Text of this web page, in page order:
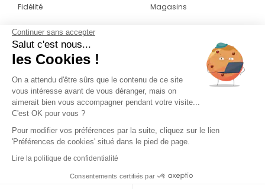
Fidélité
Magasins
CONTACT
04 42 20 78 42
Du lundi au jeudi de 8h30 à 16h30 & le
vendredi de 8h30 à 15h30
Continuer sans accepter
Salut c'est nous...
les Cookies !
On a attendu d'être sûrs que le contenu de ce site
vous intéresse avant de vous déranger, mais on
aimerait bien vous accompagner pendant votre visite...
C'est OK pour vous ?
Pour modifier vos préférences par la suite, cliquez sur le lien
'Préférences de cookies' situé dans le pied de page.
Lire la politique de confidentialité
Consentements certifiés par